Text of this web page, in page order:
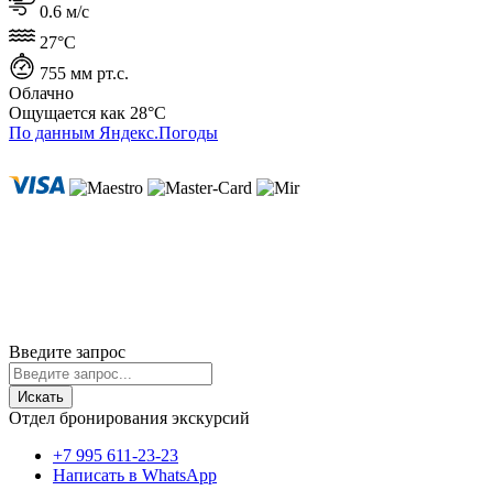
0.6 м/с
27°C
755 мм рт.с.
Облачно
Ощущается как 28°C
По данным Яндекс.Погоды
Введите запрос
Искать
Отдел бронирования экскурсий
+7 995 611-23-23
Написать в WhatsApp